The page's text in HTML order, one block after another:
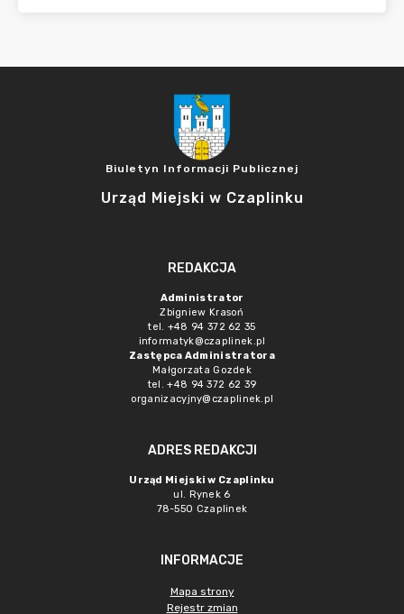
Biuletyn Informacji Publicznej
Urząd Miejski w Czaplinku
REDAKCJA
Administrator
Zbigniew Krasoń
tel. +48 94 372 62 35
informatyk@czaplinek.pl
Zastępca Administratora
Małgorzata Gozdek
tel. +48 94 372 62 39
organizacyjny@czaplinek.pl
ADRES REDAKCJI
Urząd Miejski w Czaplinku
ul. Rynek 6
78-550 Czaplinek
INFORMACJE
Mapa strony
Rejestr zmian